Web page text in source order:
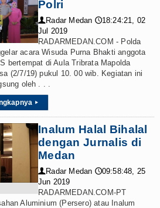
Polri
👤 Radar Medan 🕔18:24:21, 02
Jul 2019
RADARMEDAN.COM - Polda
acara Wisuda Purna Bhakti anggota
bertempat di Aula Tribrata Mapolda
(2/7/19) pukul 10. 00 wib. Kegiatan ini
oleh . . .
▸
Inalum Halal Bihalal
dengan Jurnalis di
Medan
👤 Radar Medan 🕔09:58:48, 25
Jun 2019
RADARMEDAN.COM-PT
Aluminium (Persero) atau Inalum